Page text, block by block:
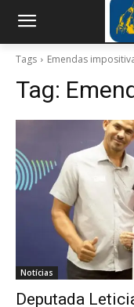
Tags Emendas
Tag:
Notícias
Deputada